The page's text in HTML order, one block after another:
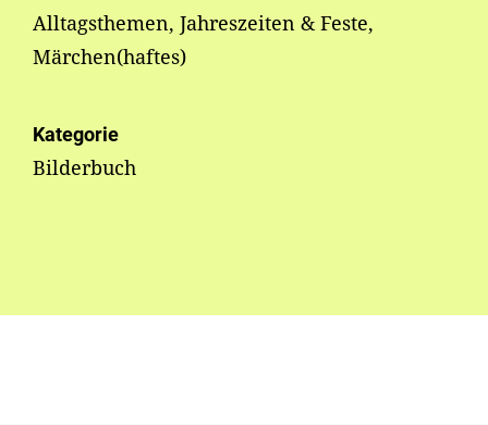
Alltagsthemen, Jahreszeiten & Feste,
Märchen(haftes)
Kategorie
Bilderbuch